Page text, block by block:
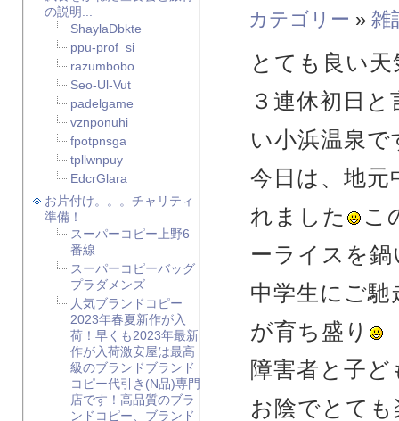
カテゴリー » 雑
とても良い天
３連休初日
い小浜温泉で
今日は、地元
れました
こ
ーライスを
中学生にご
が育ち盛り
障害者と子
お陰でとて
の説明...
ShaylaDbkte
ppu-prof_si
razumbobo
Seo-Ul-Vut
padelgame
vznponuhi
fpotpnsga
tpllwnpuy
EdcrGlara
お片付け。。。チャリティ
準備！
スーパーコピー上野6
番線
スーパーコピーバッグ
プラダメンズ
人気ブランドコピー
2023年春夏新作が入
荷！早くも2023年最新
作が入荷激安屋は最高
級のブランドブランド
コピー代引き(N品)専門
店です！高品質のブラ
ンドコピー、ブランド